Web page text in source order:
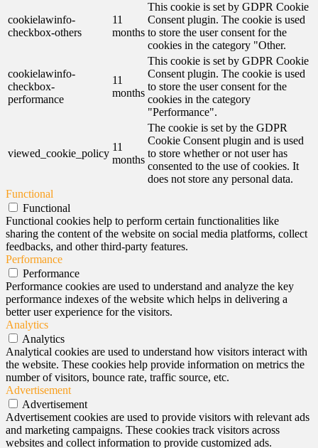
cookielawinfo-
checkbox-others
11
months
This cookie is set by GDPR Cookie
Consent plugin. The cookie is used
to store the user consent for the
cookies in the category "Other.
cookielawinfo-
checkbox-
performance
11
months
This cookie is set by GDPR Cookie
Consent plugin. The cookie is used
to store the user consent for the
cookies in the category
"Performance".
viewed_cookie_policy
11
months
The cookie is set by the GDPR
Cookie Consent plugin and is used
to store whether or not user has
consented to the use of cookies. It
does not store any personal data.
Functional
Functional
Functional cookies help to perform certain functionalities like
sharing the content of the website on social media platforms, collect
feedbacks, and other third-party features.
Performance
Performance
Performance cookies are used to understand and analyze the key
performance indexes of the website which helps in delivering a
better user experience for the visitors.
Analytics
Analytics
Analytical cookies are used to understand how visitors interact with
the website. These cookies help provide information on metrics the
number of visitors, bounce rate, traffic source, etc.
Advertisement
Advertisement
Advertisement cookies are used to provide visitors with relevant ads
and marketing campaigns. These cookies track visitors across
websites and collect information to provide customized ads.